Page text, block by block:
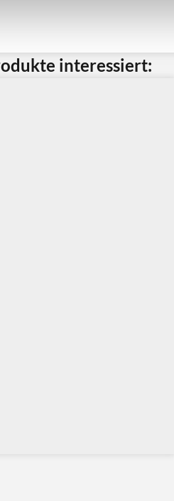
interessiert: